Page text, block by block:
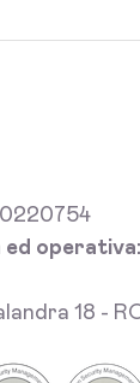
ed operativa:
18 -